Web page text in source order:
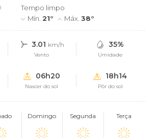
Tempo limpo
Mín.21° Máx.38°
3.01 km/h
Vento
35%
Umidade
06h20
Nascer do sol
18h14
Pôr do sol
Domingo Segunda Terça